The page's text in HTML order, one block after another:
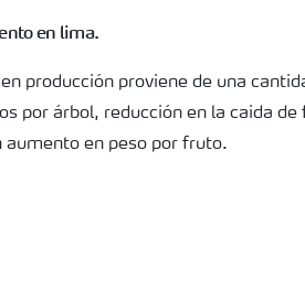
en lima.
producción proviene de una
por árbol, reducción en la caida de
aumento en peso por fruto.